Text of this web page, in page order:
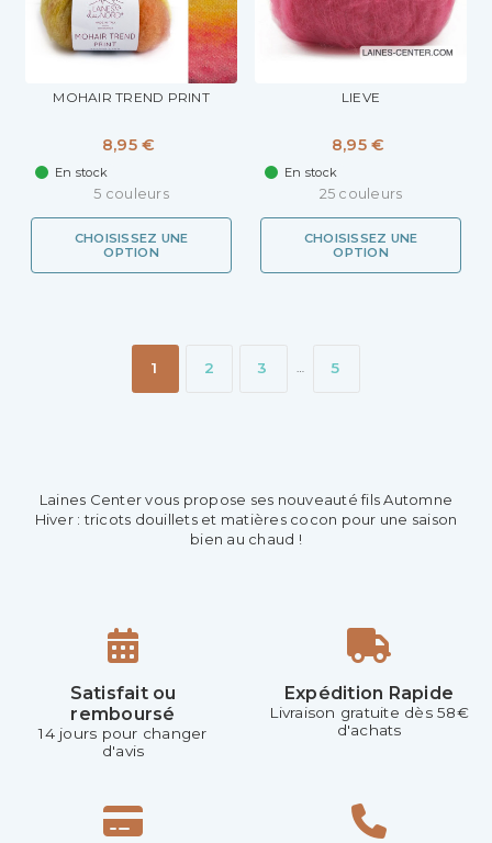
MOHAIR TREND PRINT
8,95 €
En stock
5 couleurs
CHOISISSEZ UNE
OPTION
LIEVE
8,95 €
En stock
25 couleurs
CHOISISSEZ UNE
OPTION
1 2 3 … 5
Laines Center vous propose ses nouveauté fils Automne
Hiver : tricots douillets et matières cocon pour une saison
bien au chaud !
Satisfait ou
remboursé
14 jours pour changer
d'avis
Expédition Rapide
Livraison gratuite dès 58€
d'achats